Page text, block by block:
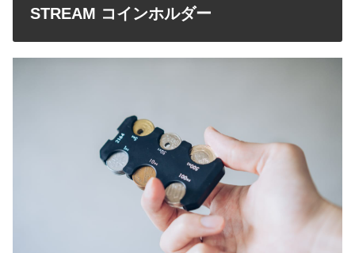
STREAM コインホルダー